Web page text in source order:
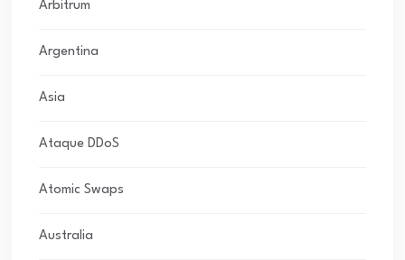
Arbitrum
Argentina
Asia
Ataque DDoS
Atomic Swaps
Australia